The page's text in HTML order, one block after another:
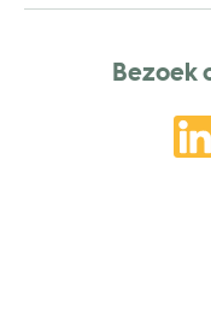
Bezoek